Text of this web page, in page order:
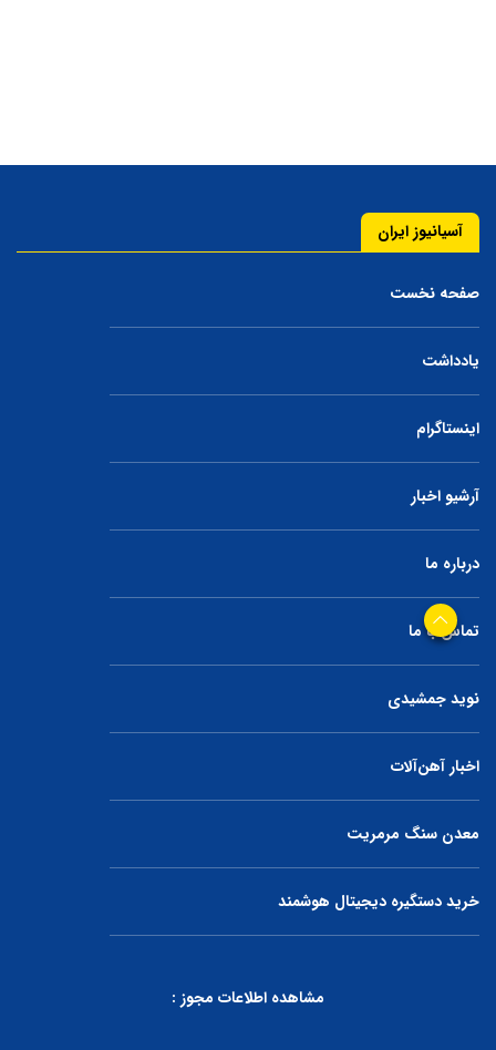
آسیانیوز ایران
صفحه نخست
یادداشت
اینستاگرام
آرشیو اخبار
درباره ما
تماس با ما
نوید جمشیدی
اخبار آهن‌آلات
معدن سنگ مرمریت
خرید دستگیره دیجیتال هوشمند
مشاهده اطلاعات مجوز :